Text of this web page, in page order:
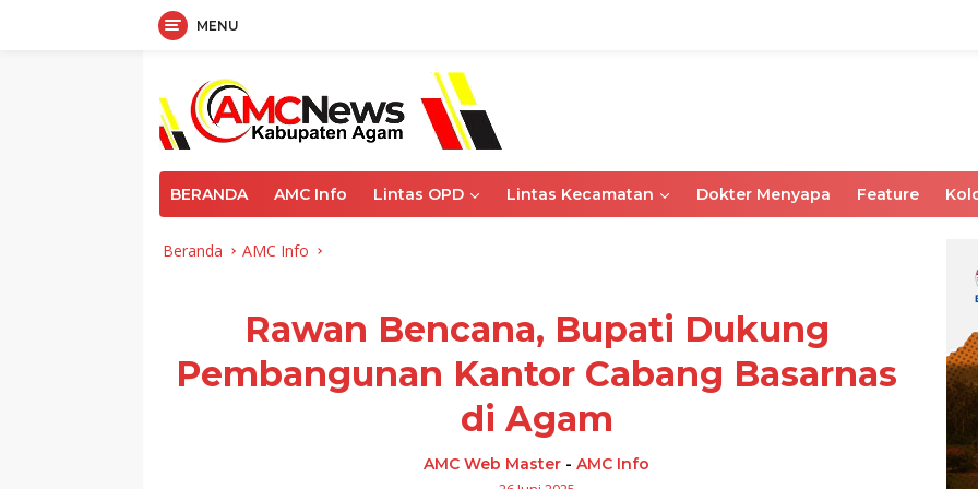
MENU
BERANDA AMC Info Lintas OPD Lintas Kecamatan Dokter Menyapa Feature
Beranda AMC Info
Rawan Bencana, Bupati Dukung
Pembangunan Kantor Cabang Basarnas
di Agam
AMC Web Master -AMC Info